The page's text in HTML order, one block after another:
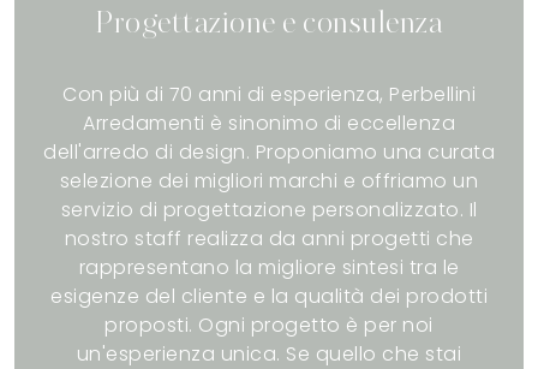
Progettazione e consulenza
Con più di 70 anni di esperienza, Perbellini
Arredamenti è sinonimo di eccellenza
dell'arredo di design. Proponiamo una curata
selezione dei migliori marchi e offriamo un
servizio di progettazione personalizzato. Il
nostro staff realizza da anni progetti che
rappresentano la migliore sintesi tra le
esigenze del cliente e la qualità dei prodotti
proposti. Ogni progetto è per noi
un'esperienza unica. Se quello che stai